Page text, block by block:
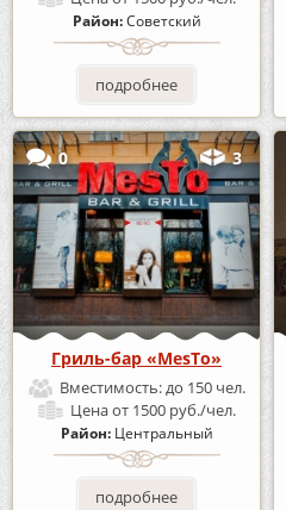
Район:Советский
подробнее
0 3
Гриль-бар «MesTo»
Вместимость:до 150 чел.
Ценаот 1500 руб./чел.
Район: Центральный
подробнее